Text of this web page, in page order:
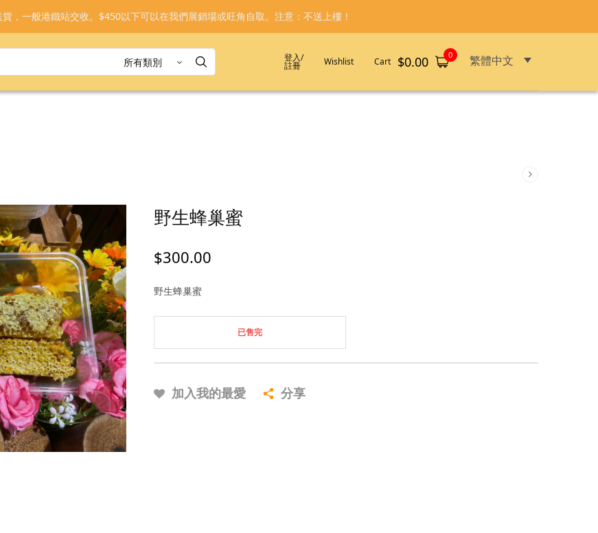
登入/
註冊 Wishlist Cart $0.00 0 繁體中文
野生蜂巢蜜
$300.00
野生蜂巢蜜
已售完
加入我的最愛 分享
，一般港鐵站交收。$450以下可以在我們展銷場或旺角自取。注意：不送上樓！